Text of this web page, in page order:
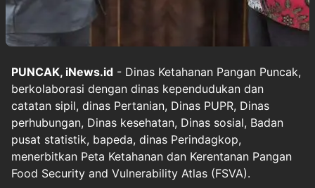
PUNCAK, iNews.id - Dinas Ketahanan Pangan Puncak,
berkolaborasi dengan dinas kependudukan dan
catatan sipil, dinas Pertanian, Dinas PUPR, Dinas
perhubungan, Dinas kesehatan, Dinas sosial, Badan
pusat statistik, bapeda, dinas Perindagkop,
menerbitkan Peta Ketahanan dan Kerentanan Pangan
Food Security and Vulnerability Atlas (FSVA).